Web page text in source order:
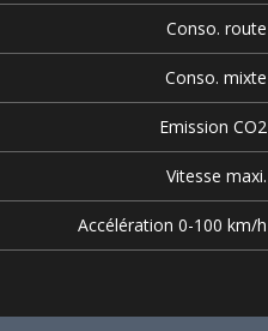
Conso. route
Conso. mixte
Emission CO2
Vitesse maxi.
Accélération 0-100 km/h